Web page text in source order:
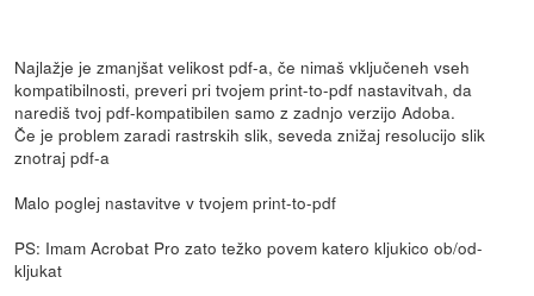
Najlažje je zmanjšat velikost pdf-a, če nimaš vključeneh vseh
kompatibilnosti, preveri pri tvojem print-to-pdf nastavitvah, da
narediš tvoj pdf-kompatibilen samo z zadnjo verzijo Adoba.
Če je problem zaradi rastrskih slik, seveda znižaj resolucijo slik
znotraj pdf-a
Malo poglej nastavitve v tvojem print-to-pdf
PS: Imam Acrobat Pro zato težko povem katero kljukico ob/od-
kljukat